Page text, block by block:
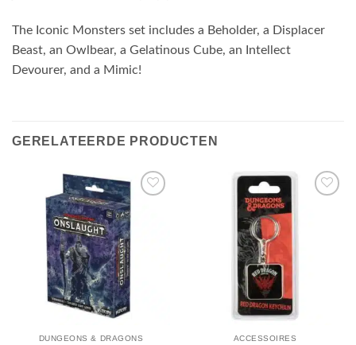
The Iconic Monsters set includes a Beholder, a Displacer
Beast, an Owlbear, a Gelatinous Cube, an Intellect
Devourer, and a Mimic!
GERELATEERDE PRODUCTEN
DUNGEONS & DRAGONS ACCESSOIRES